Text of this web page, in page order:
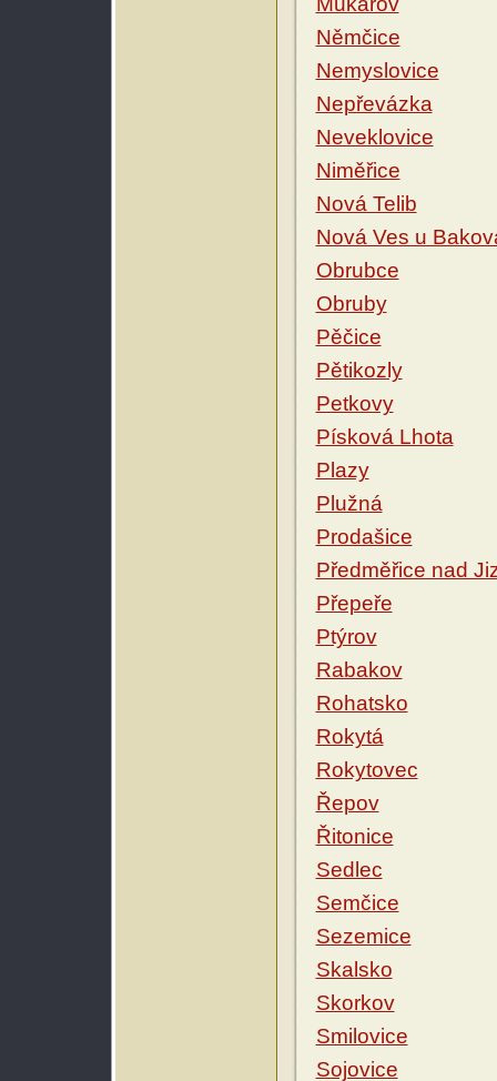
Němčice
Nemyslovice
Nepřevázka
Neveklovice
Niměřice
Nová Telib
Nová Ves u
Obrubce
Obruby
Pěčice
Pětikozly
Petkovy
Písková Lhota
Plazy
Plužná
Prodašice
Předměřice nad
Přepeře
Ptýrov
Rabakov
Rohatsko
Rokytá
Rokytovec
Řepov
Řitonice
Sedlec
Semčice
Sezemice
Skalsko
Skorkov
Smilovice
Sojovice